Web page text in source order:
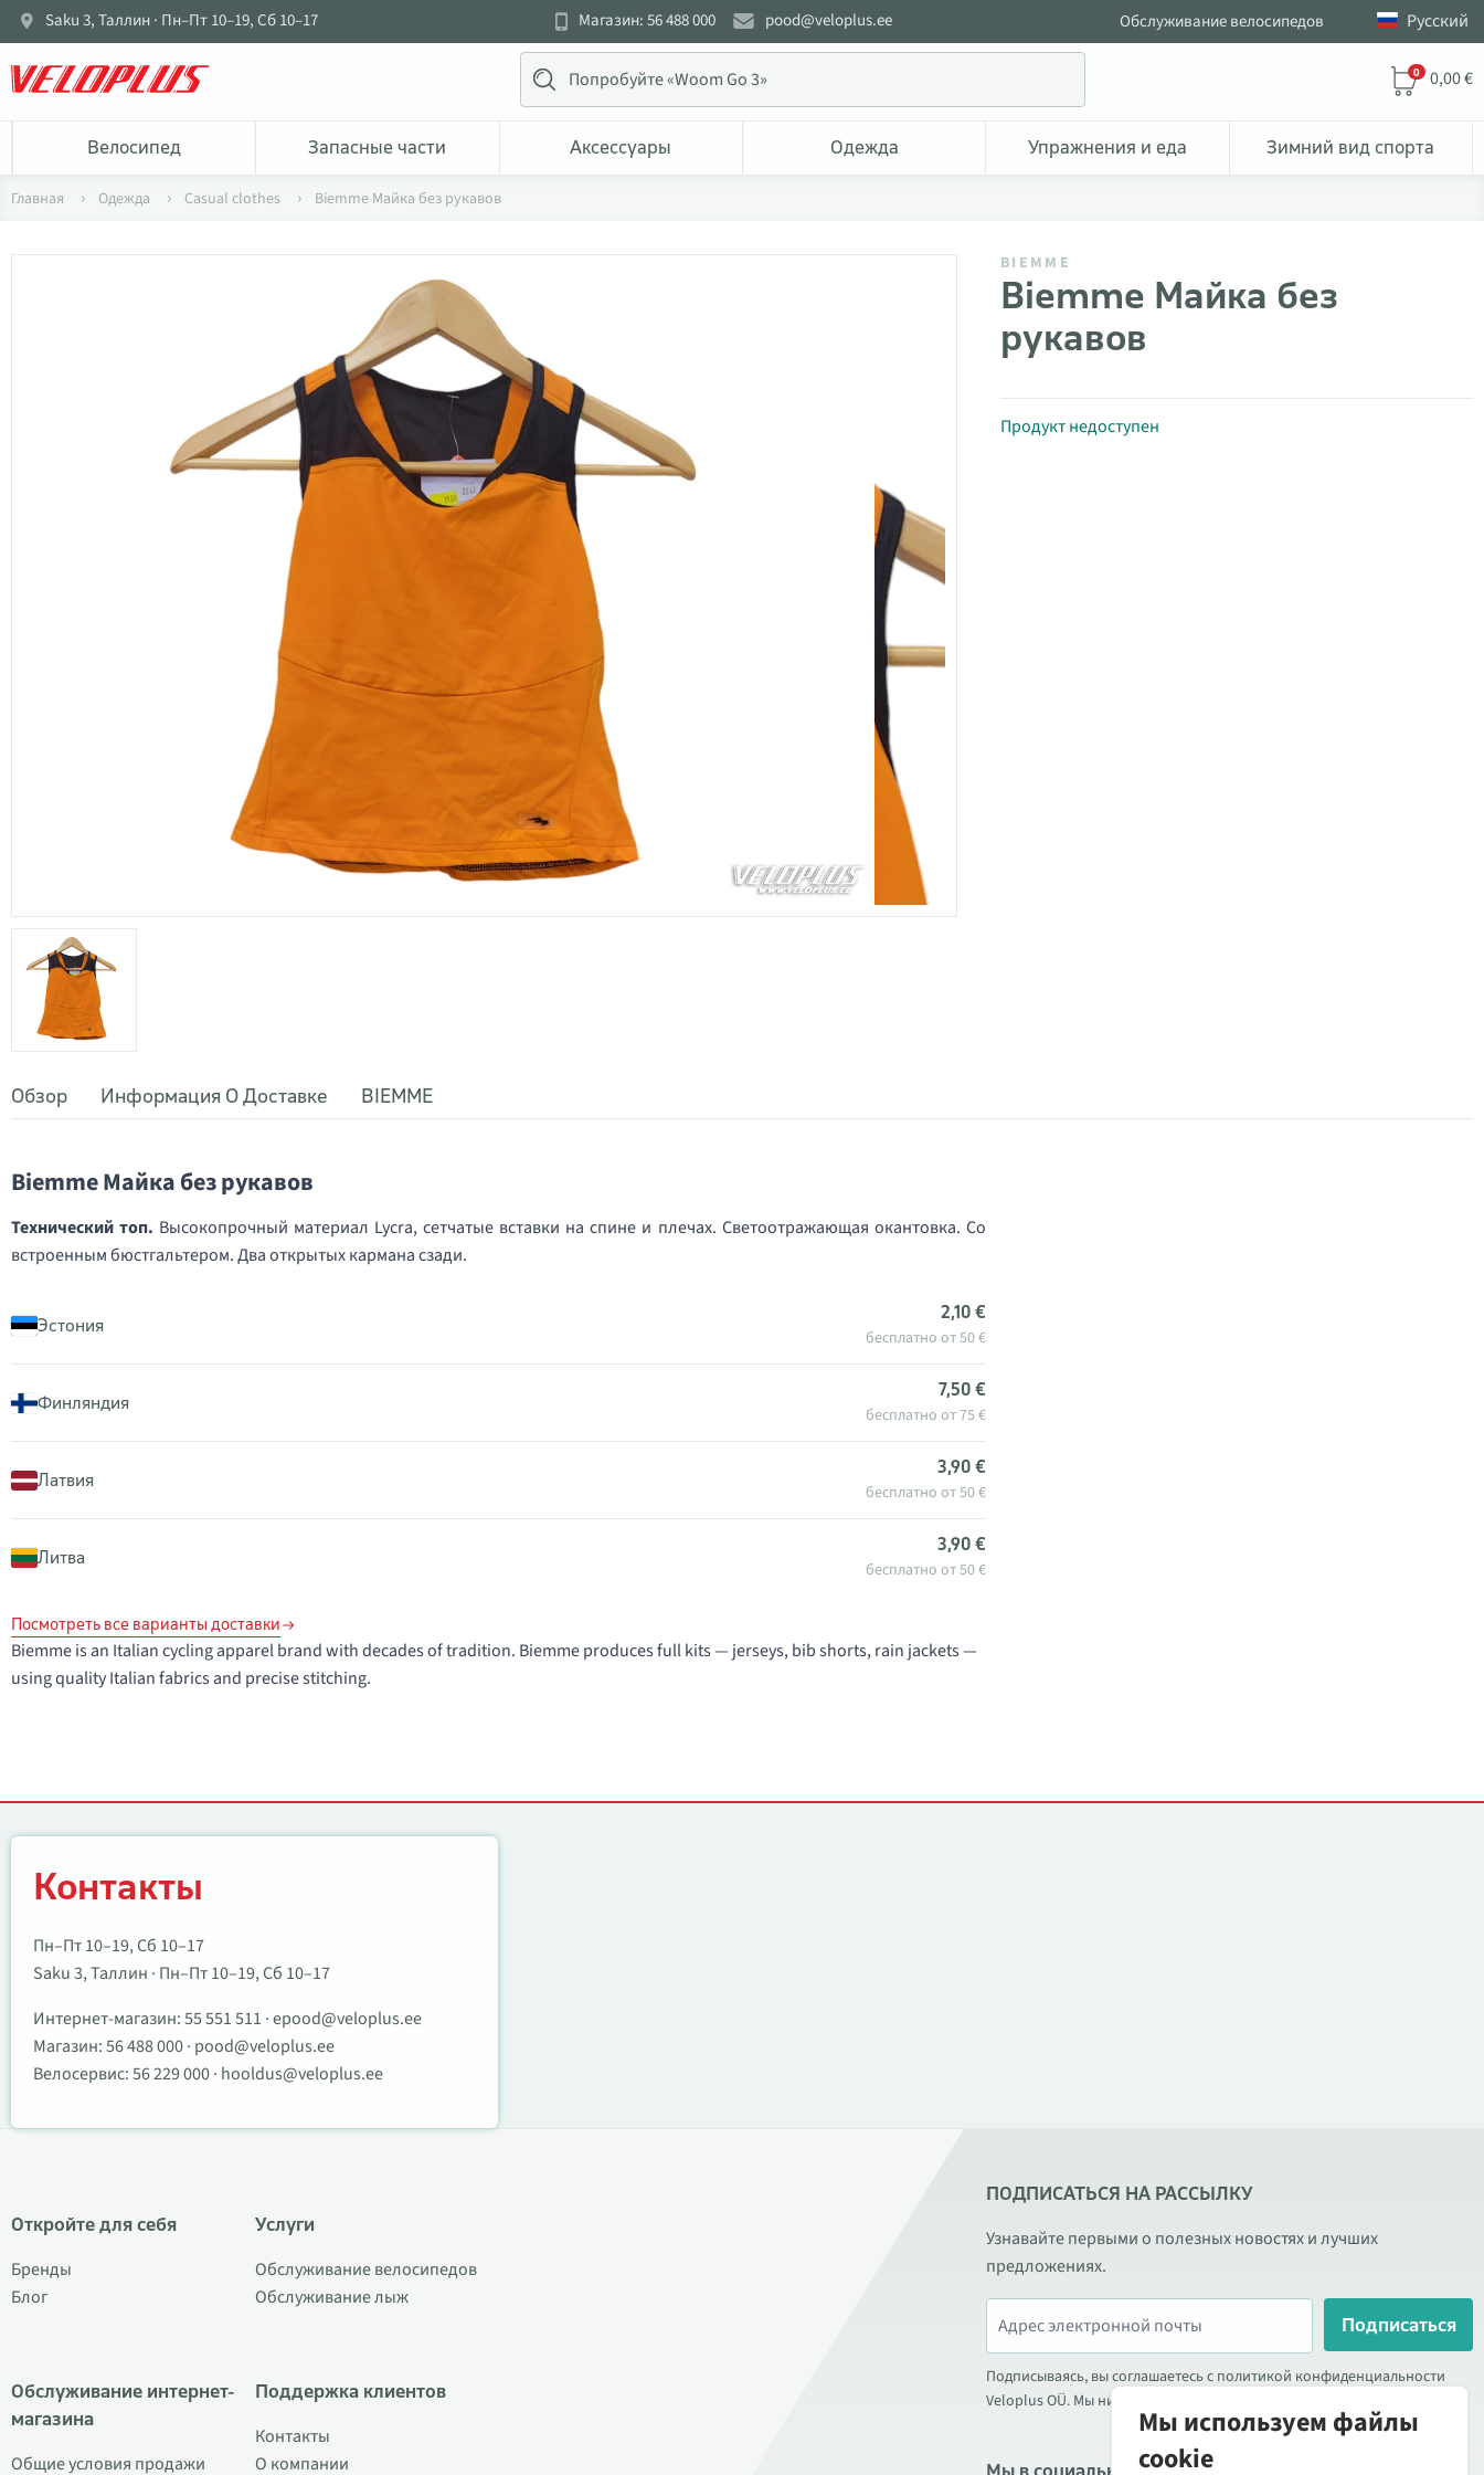
Saku 3, Таллин · Пн–Пт 10–19, Сб 10–17 Магазин: 56 488 000 pood@veloplus.ee Обслуживание велосипедов Pусский
0 0,00 €
Bелосипед Запасные части Аксессуары Одежда Упражнения и еда Зимний вид спорта
Главная Одежда Casual clothes Biemme Майка без рукавов
BIEMME
Biemme Майка без
рукавов
Продукт недоступен
Обзор Информация О Доставке BIEMME
Biemme Майка без рукавов
Технический топ. Высокопрочный материал Lycra, сетчатые вставки на спине и плечах. Светоотражающая окантовка. Со
встроенным бюстгальтером. Два открытых кармана сзади.
Эстония
2,10 €
бесплатно от 50 €
Финляндия
7,50 €
бесплатно от 75 €
Латвия
3,90 €
бесплатно от 50 €
Литва
3,90 €
бесплатно от 50 €
Посмотреть все варианты доставки
Biemme is an Italian cycling apparel brand with decades of tradition. Biemme produces full kits — jerseys, bib shorts, rain jackets —
using quality Italian fabrics and precise stitching.
Контакты
Пн–Пт 10–19, Сб 10–17
Saku 3, Таллин · Пн–Пт 10–19, Сб 10–17
Интернет-магазин:55 551 511 ·epood@veloplus.ee
Магазин:56 488 000· pood@veloplus.ee
Велосервис:56 229 000· hooldus@veloplus.ee
Откройте для себя
Бренды
Блог
Обслуживание интернет-
магазина
Общие условия продажи
Услуги
Обслуживание велосипедов
Обслуживание лыж
Поддержка клиентов
Контакты
О компании
ПОДПИСАТЬСЯ НА РАССЫЛКУ
Узнавайте первыми о полезных новостях и лучших
предложениях.
Подписаться
Подписываясь, вы соглашаетесь с политикой конфиденциальности
Veloplus OÜ. Мы никогда не передаём ваши данные третьим лицам.
Мы в социальных сетях
Мы используем файлы
cookie